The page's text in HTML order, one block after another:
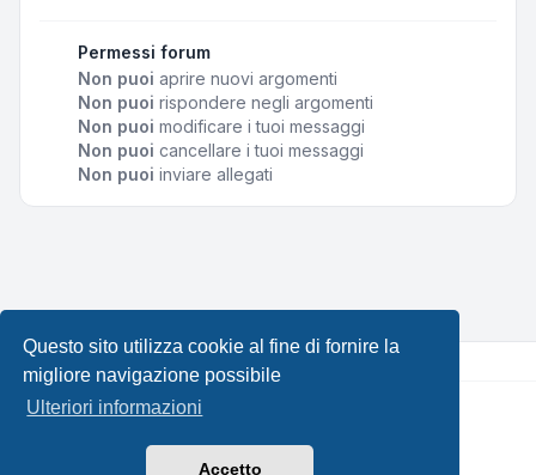
Questo sito utilizza cookie al fine di fornire la
migliore navigazione possibile
Ulteriori informazioni
Accetto
Permessi forum
Non puoi aprire nuovi argomenti
Non puoi rispondere negli argomenti
Non puoi modificare i tuoi messaggi
Non puoi cancellare i tuoi messaggi
Non puoi inviare allegati
Creato daphpBB® Forum Software © phpBB Limited •
Leenoz.com
phpBB-Italia.it